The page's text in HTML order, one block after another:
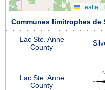
Leaflet |
Communes limitrophes de
Lac Ste. Anne
County
Lac Ste. Anne
County